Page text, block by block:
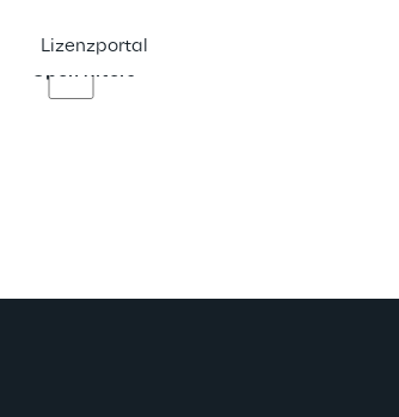
Lizenzportal
Open filters